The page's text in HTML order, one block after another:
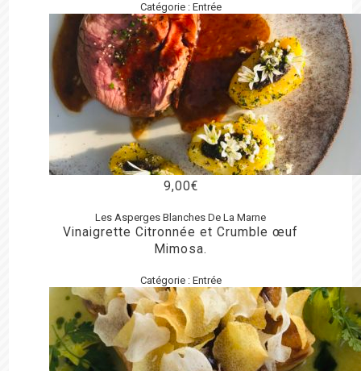
Catégorie : Entrée
9,00€
Les Asperges Blanches De La Marne
Vinaigrette Citronnée et Crumble œuf
Mimosa.
Catégorie : Entrée